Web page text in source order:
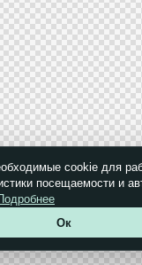
cookie для
посещаемости и
Ок